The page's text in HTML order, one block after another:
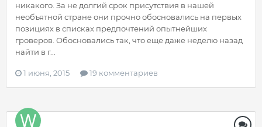
никакого. За не долгий срок присутствия в нашей
необъятной стране они прочно обосновались на первых
позициях в списках предпочтений опытнейших
гроверов. Обосновались так, что еще даже неделю назад
найти в г...
1 июня, 2015 19 комментариев